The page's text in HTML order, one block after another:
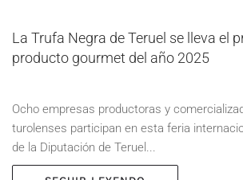
La Trufa Negra de Teruel se lleva el
producto gourmet del año 2025
Ocho empresas productoras y
turolenses participan en esta feria
de la Diputación de Teruel...